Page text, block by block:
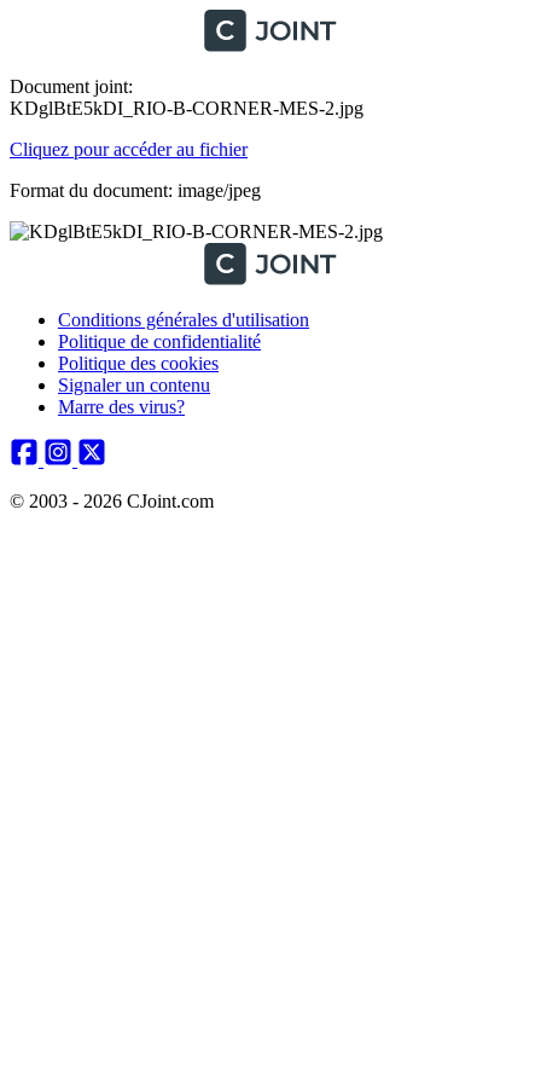
Document joint:
KDglBtE5kDI_RIO-B-CORNER-MES-2.jpg
Cliquez pour accéder au fichier
Format du document: image/jpeg
Conditions générales d'utilisation
Politique de confidentialité
Politique des cookies
Signaler un contenu
Marre des virus?
© 2003 - 2026 CJoint.com